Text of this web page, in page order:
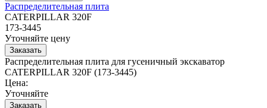
Распределительная плита
CATERPILLAR 320F
173-3445
Уточняйте цену
Распределительная плита для гусеничный экскаватор
CATERPILLAR 320F (173-3445)
Цена:
Уточняйте